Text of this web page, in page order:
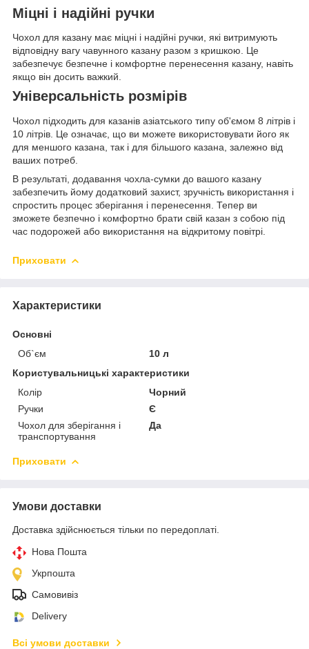
Міцні і надійні ручки
Чохол для казану має міцні і надійні ручки, які витримують
відповідну вагу чавунного казану разом з кришкою. Це
забезпечує безпечне і комфортне перенесення казану, навіть
якщо він досить важкий.
Універсальність розмірів
Чохол підходить для казанів азіатського типу об'ємом 8 літрів і
10 літрів. Це означає, що ви можете використовувати його як
для меншого казана, так і для більшого казана, залежно від
ваших потреб.
В результаті, додавання чохла-сумки до вашого казану
забезпечить йому додатковий захист, зручність використання і
спростить процес зберігання і перенесення. Тепер ви
зможете безпечно і комфортно брати свій казан з собою під
час подорожей або використання на відкритому повітрі.
Приховати
Характеристики
Основні
Об`єм
10 л
Користувальницькі характеристики
Колір
Чорний
Ручки
Є
Чохол для зберігання і
транспортування
Да
Приховати
Умови доставки
Доставка здійснюється тільки по передоплаті.
Нова Пошта
Укрпошта
Самовивіз
Delivery
Всі умови доставки